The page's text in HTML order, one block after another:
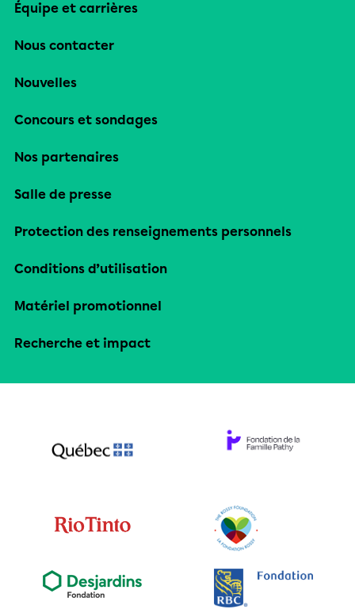
Équipe et carrières
Nous contacter
Nouvelles
Concours et sondages
Nos partenaires
Salle de presse
Protection des renseignements personnels
Conditions d’utilisation
Matériel promotionnel
Recherche et impact